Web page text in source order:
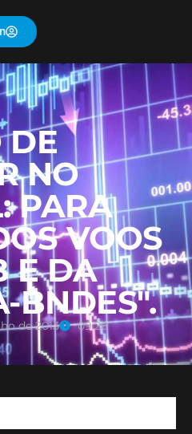
DE
NO
PARA
VOOS
E DA
BNDES".
de 2013 09:28